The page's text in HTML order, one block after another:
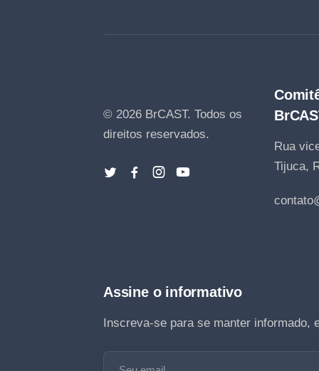
© 2026 BrCAST. Todos os
direitos reservados.
Rua
Tijuca,
Assine o informativo
Inscreva-se para se manter